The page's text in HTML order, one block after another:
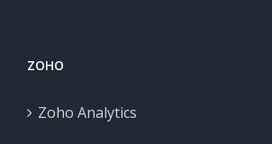
ZOHO
Zoho Analytics